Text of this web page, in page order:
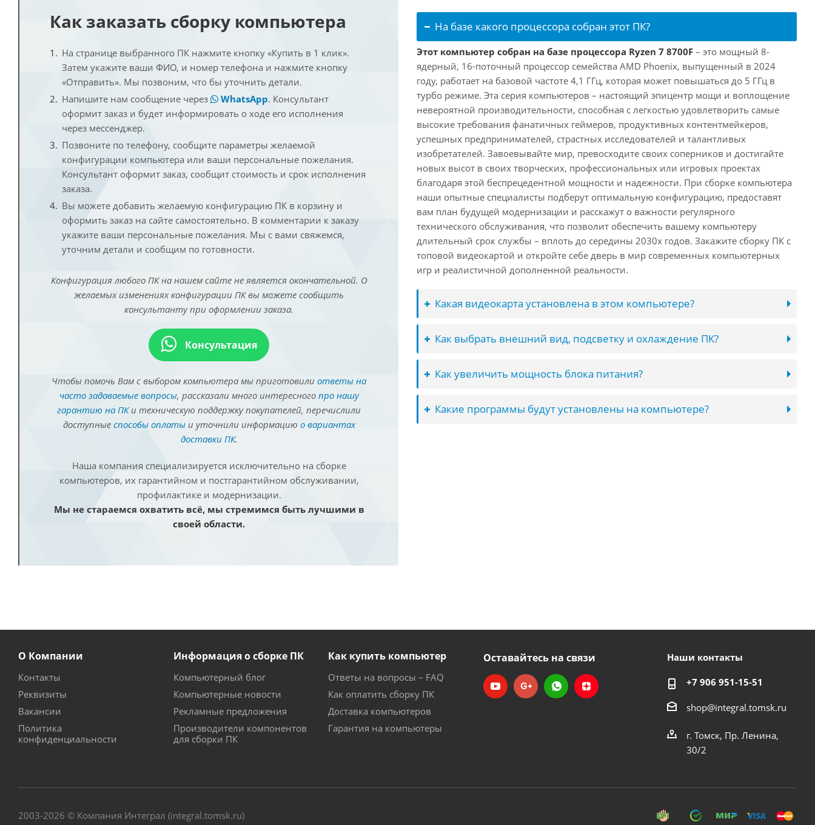
Как заказать сборку компьютера
На странице выбранного ПК нажмите кнопку «Купить в 1 клик».
Затем укажите ваши ФИО, и номер телефона и нажмите кнопку
«Отправить». Мы позвоним, что бы уточнить детали.
Напишите нам сообщение через
WhatsApp. Консультант
оформит заказ и будет информировать о ходе его исполнения
через мессенджер.
Позвоните по телефону, сообщите параметры желаемой
конфигурации компьютера или ваши персональные пожелания.
Консультант оформит заказ, сообщит стоимость и срок исполнения
заказа.
Вы можете добавить желаемую конфигурацию ПК в корзину и
оформить заказ на сайте самостоятельно. В комментарии к заказу
укажите ваши персональные пожелания. Мы с вами свяжемся,
уточним детали и сообщим по готовности.
Конфигурация любого ПК на нашем сайте не является окончательной. О
желаемых изменениях конфигурации ПК вы можете сообщить
консультанту при оформлении заказа.
Консультация
Чтобы помочь Вам с выбором компьютера мы приготовили ответы на
часто задаваемые вопросы, рассказали много интересного про нашу
гарантию на ПКи техническую поддержку покупателей, перечислили
доступные способы оплатыи уточнили информацию о вариантах
доставки ПК.
Наша компания специализируется исключительно на сборке
компьютеров, их гарантийном и постгарантийном обслуживании,
профилактике и модернизации.
Мы не стараемся охватить всё, мы стремимся быть лучшими в
своей области.
На базе какого процессора собран этот ПК?
Этот компьютер собран на базе процессора Ryzen 7 8700F – это мощный 8-
ядерный, 16-поточный процессор семейства AMD Phoenix, выпущенный в 2024
году, работает на базовой частоте 4,1 ГГц, которая может повышаться до 5 ГГц в
турбо режиме. Эта серия компьютеров – настоящий эпицентр мощи и воплощение
невероятной производительности, способная с легкостью удовлетворить самые
высокие требования фанатичных геймеров, продуктивных контентмейкеров,
успешных предпринимателей, страстных исследователей и талантливых
изобретателей. Завоевывайте мир, превосходите своих соперников и достигайте
новых высот в своих творческих, профессиональных или игровых проектах
благодаря этой беспрецедентной мощности и надежности. При сборке компьютера
наши опытные специалисты подберут оптимальную конфигурацию, предоставят
вам план будущей модернизации и расскажут о важности регулярного
технического обслуживания, что позволит обеспечить вашему компьютеру
длительный срок службы – вплоть до середины 2030х годов. Закажите сборку ПК с
топовой видеокартой и откройте себе дверь в мир современных компьютерных
игр и реалистичной дополненной реальности.
Какая видеокарта установлена в этом компьютере?
Как выбрать внешний вид, подсветку и охлаждение ПК?
Как увеличить мощность блока питания?
Какие программы будут установлены на компьютере?
О Компании
Контакты
Реквизиты
Вакансии
Политика
конфиденциальности
Информация о сборке ПК
Компьютерный блог
Компьютерные новости
Рекламные предложения
Производители компонентов
для сборки ПК
Как купить компьютер
Ответы на вопросы – FAQ
Как оплатить сборку ПК
Доставка компьютеров
Гарантия на компьютеры
Оставайтесь на связи Наши контакты
+7 906 951-15-51
shop@integral.tomsk.ru
г. Томск, Пр. Ленина,
30/2
2003-2026 © Компания Интеграл (integral.tomsk.ru)